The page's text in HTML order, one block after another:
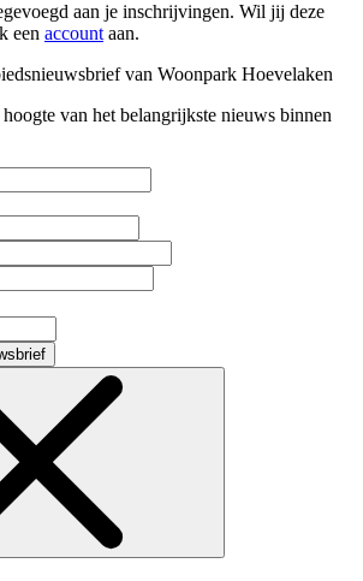
aan je inschrijvingen. Wil jij deze
een account aan.
van Woonpark Hoevelaken
van het belangrijkste nieuws binnen